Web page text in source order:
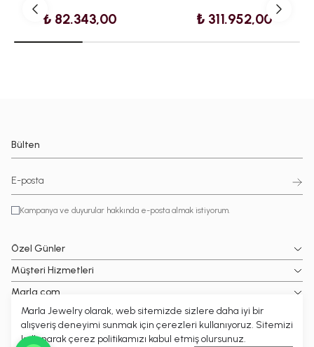
Marla Jewelry olarak, web sitemizde sizlere daha iyi bir
alışveriş deneyimi sunmak için çerezleri kullanıyoruz. Sitemizi
kullanarak çerez politikamızı kabul etmiş olursunuz.
₺ 82.343,00 ₺ 311.952,00
Bülten
Kampanya ve duyurular hakkında e-posta almak istiyorum.
Özel Günler
Müşteri Hizmetleri
Marla.com
Popüler Kategoriler